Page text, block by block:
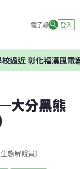
電子報 登入
彰化福漢風電案環
大分黑熊
態解說員）